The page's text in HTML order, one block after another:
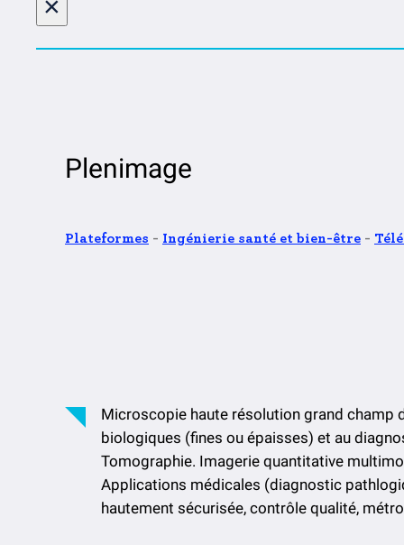
Plenimage
Plateformes - Ingénierie santé et bien-être -
Microscopie haute résolution grand champ
biologiques (fines ou épaisses) et au
Tomographie. Imagerie quantitative
Applications médicales (diagnostic
hautement sécurisée, contrôle qualité,